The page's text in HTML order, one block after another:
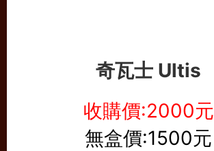
奇瓦士 Ultis
收購價:2000元
無盒價:1500元